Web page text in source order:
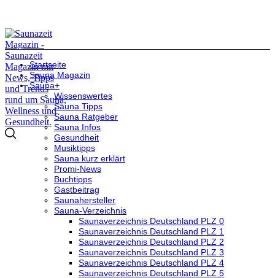
Startseite
Sauna Magazin
Sauna+
Wissenswertes
Sauna Tipps
Sauna Ratgeber
Sauna Infos
Gesundheit
Musiktipps
Sauna kurz erklärt
Promi-News
Buchtipps
Gastbeitrag
Saunahersteller
Sauna-Verzeichnis
Saunaverzeichnis Deutschland PLZ 0
Saunaverzeichnis Deutschland PLZ 1
Saunaverzeichnis Deutschland PLZ 2
Saunaverzeichnis Deutschland PLZ 3
Saunaverzeichnis Deutschland PLZ 4
Saunaverzeichnis Deutschland PLZ 5